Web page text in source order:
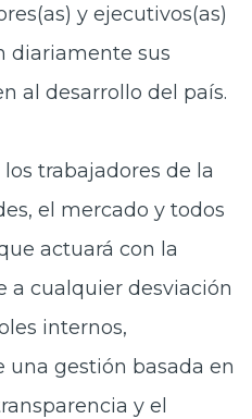
y ejecutivos(as)
diariamente sus
al desarrollo del país.
trabajadores de la
el mercado y todos
actuará con la
a cualquier desviación
internos,
una gestión basada en
y el